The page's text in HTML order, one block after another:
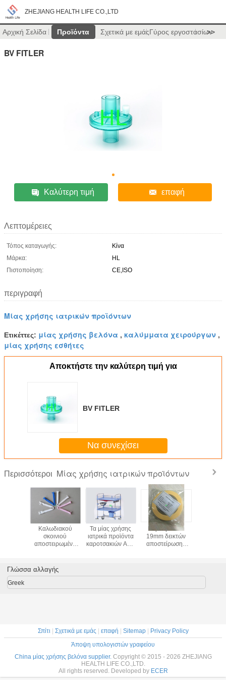
ZHEJIANG HEALTH LIFE CO.,LTD
Αρχική Σελίδα Προϊόντα Σχετικά με εμάςΓύρος εργοστασίων
>>
BV FITLER
Καλύτερη τιμή επαφή
Λεπτομέρειες
Τόπος καταγωγής:
Κίνα
Μάρκα:
HL
Πιστοποίηση:
CE,ISO
περιγραφή
Μίας χρήσης ιατρικών προϊόντων
Ετικέττες: μίας χρήσης βελόνα , καλύμματα χειρούργων ,
μίας χρήσης εσθήτες
Αποκτήστε την καλύτερη τιμή για
BV FITLER
Να συνεχίσει
Περισσότεροι Μίας χρήσης ιατρικών προϊόντων
ISO
Καλωδιακού
σκοινιού
αποστειρωμένο
προϊόντων
σφιγκτηρών μίας
Τα μίας χρήσης
ιατρικά προϊόντα
καροτσακιών ABS
Framefor στο
Ιατρική ταινία
19mm δεικτών
αποστείρωσης
Γλώσσα αλλαγής
Greek
Σπίτι | Σχετικά με εμάς | επαφή | Sitemap| Privacy Policy
Άποψη υπολογιστών γραφείου
China μίας χρήσης βελόνα supplier. Copyright © 2015 - 2026 ZHEJIANG
HEALTH LIFE CO.,LTD.
All rights reserved. Developed by ECER